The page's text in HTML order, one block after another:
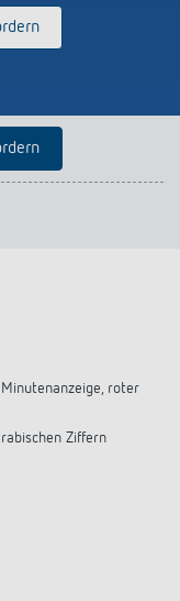
roter
Ziffern